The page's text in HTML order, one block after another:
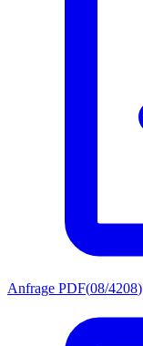
Anfrage PDF(08/4208)